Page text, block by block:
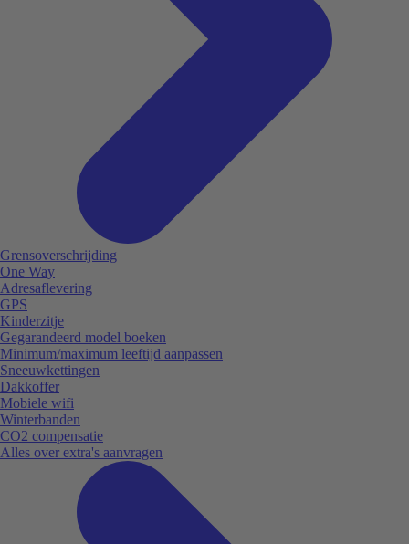
Grensoverschrijding
One Way
Adresaflevering
GPS
Kinderzitje
Gegarandeerd model boeken
Minimum/maximum leeftijd aanpassen
Sneeuwkettingen
Dakkoffer
Mobiele wifi
Winterbanden
CO2 compensatie
Alles over extra's aanvragen